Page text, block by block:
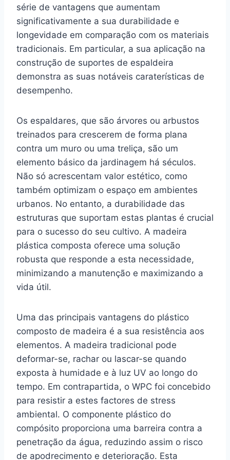
série de vantagens que aumentam
significativamente a sua durabilidade e
longevidade em comparação com os materiais
tradicionais. Em particular, a sua aplicação na
construção de suportes de espaldeira
demonstra as suas notáveis caraterísticas de
desempenho.
Os espaldares, que são árvores ou arbustos
treinados para crescerem de forma plana
contra um muro ou uma treliça, são um
elemento básico da jardinagem há séculos.
Não só acrescentam valor estético, como
também optimizam o espaço em ambientes
urbanos. No entanto, a durabilidade das
estruturas que suportam estas plantas é crucial
para o sucesso do seu cultivo. A madeira
plástica composta oferece uma solução
robusta que responde a esta necessidade,
minimizando a manutenção e maximizando a
vida útil.
Uma das principais vantagens do plástico
composto de madeira é a sua resistência aos
elementos. A madeira tradicional pode
deformar-se, rachar ou lascar-se quando
exposta à humidade e à luz UV ao longo do
tempo. Em contrapartida, o WPC foi concebido
para resistir a estes factores de stress
ambiental. O componente plástico do
compósito proporciona uma barreira contra a
penetração da água, reduzindo assim o risco
de apodrecimento e deterioração. Esta